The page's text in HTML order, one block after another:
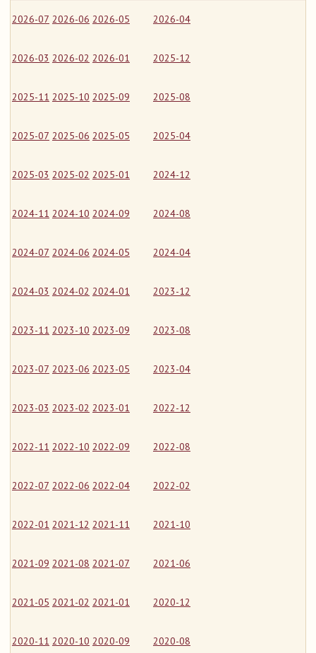
2026-07 2026-06 2026-05 2026-04
2026-03 2026-02 2026-01 2025-12
2025-11 2025-10 2025-09 2025-08
2025-07 2025-06 2025-05 2025-04
2025-03 2025-02 2025-01 2024-12
2024-11 2024-10 2024-09 2024-08
2024-07 2024-06 2024-05 2024-04
2024-03 2024-02 2024-01 2023-12
2023-11 2023-10 2023-09 2023-08
2023-07 2023-06 2023-05 2023-04
2023-03 2023-02 2023-01 2022-12
2022-11 2022-10 2022-09 2022-08
2022-07 2022-06 2022-04 2022-02
2022-01 2021-12 2021-11 2021-10
2021-09 2021-08 2021-07 2021-06
2021-05 2021-02 2021-01 2020-12
2020-11 2020-10 2020-09 2020-08